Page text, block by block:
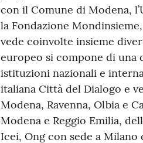
con il Comune di Modena,
la Fondazione
vede coinvolte insieme
europeo si compone di una
istituzioni nazionali e
italiana Città del Dialogo e
Modena, Ravenna, Olbia e
Modena e Reggio Emilia,
Icei, Ong con sede a